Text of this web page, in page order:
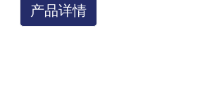
产品详情